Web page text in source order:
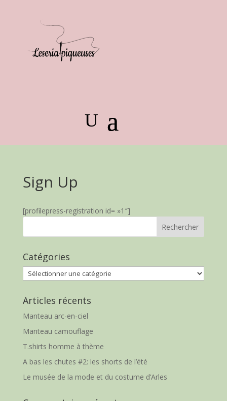
Sign Up
[profilepress-registration id= »1″]
Catégories
Catégories
Articles récents
Manteau arc-en-ciel
Manteau camouflage
T.shirts homme à thème
A bas les chutes #2: les shorts de l’été
Le musée de la mode et du costume d’Arles